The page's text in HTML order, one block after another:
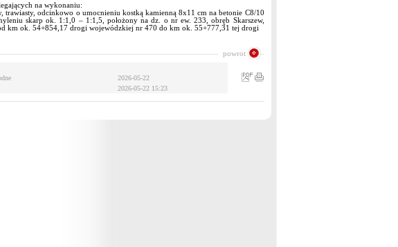
na wykonaniu:
odcinkowo o umocnieniu kostką kamienną 8x11 cm na betonie C8/10
skarp ok. 1:1,0 – 1:1,5, położony na dz. o nr ew. 233, obręb Skarszew,
km ok. 54+854,17 drogi wojewódzkiej nr 470 do km ok. 55+777,31 tej drogi
powrot
2026-05-22
2026-05-22 15:23